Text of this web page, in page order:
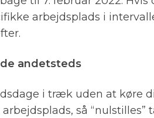
arbejdsplads i
andetsteds
i træk uden at køre
så